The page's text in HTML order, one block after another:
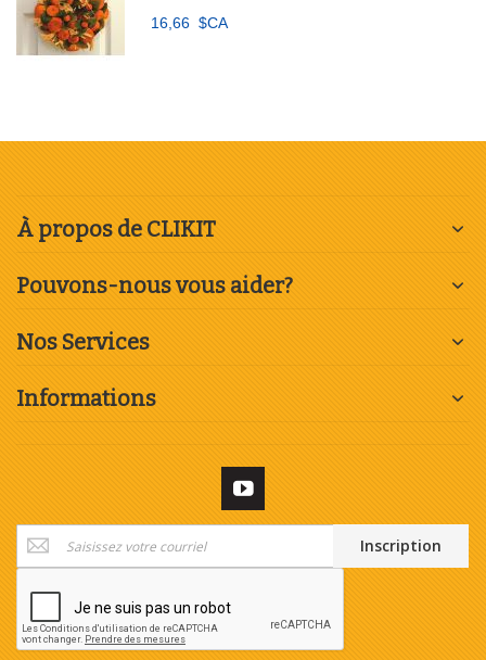
16,66 $CA
À propos de CLIKIT
Pouvons-nous vous aider?
Nos Services
Informations
Inscription
notre
newsletter
Inscription